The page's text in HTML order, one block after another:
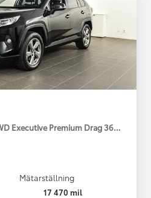
Executive Premium Drag 360-kamera
Mätarställning
17 470 mil